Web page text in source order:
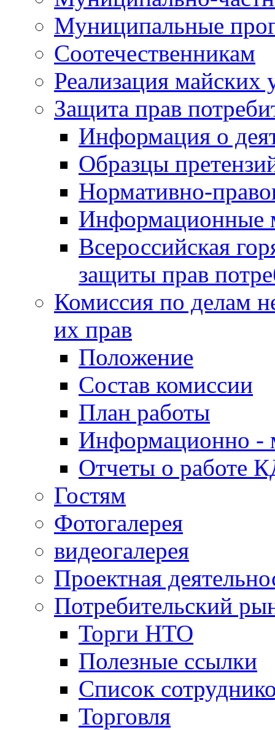
Муниципальные
Соотечественникам
Реализация майских
Защита прав
Информация о
Образцы
Нормативно-
Информационные
Всероссийская
защиты прав
Комиссия по делам
их прав
Положение
Состав комиссии
План работы
Информационно -
Отчеты о работе
Гостям
Фотогалерея
видеогалерея
Проектная
Потребительский
Торги НТО
Полезные ссылки
Список
Торговля